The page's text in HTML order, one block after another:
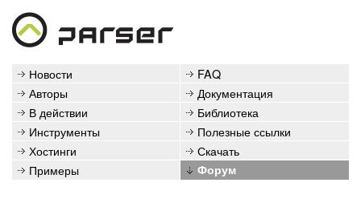
Новости
FAQ
Авторы
Документация
В действии
Библиотека
Инструменты
Полезные ссылки
Хостинги
Скачать
Примеры
Форум